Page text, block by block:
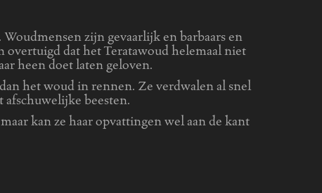
zijn gevaarlijk en barbaars en
overtuigd dat het Teratawoud helemaal niet
heen doet laten geloven.
het woud in rennen. Ze verdwalen al snel
beesten.
kan ze haar opvattingen wel aan de kant